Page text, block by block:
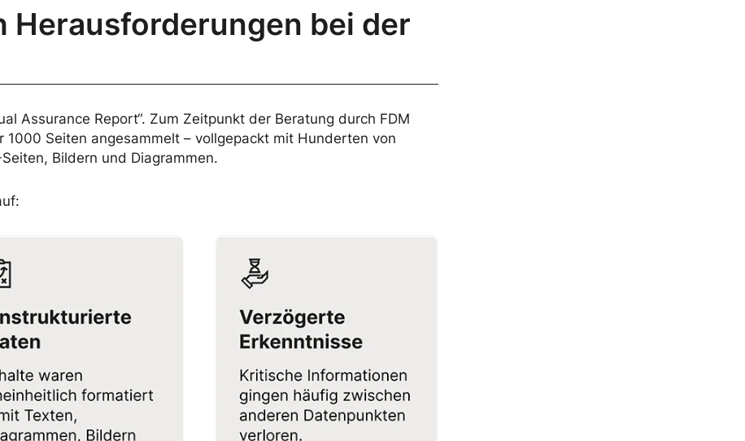
Herausforderungen bei der
Assurance Report“. Zum Zeitpunkt der Beratung durch FDM
Seiten angesammelt – vollgepackt mit Hunderten von
Bildern und Diagrammen.